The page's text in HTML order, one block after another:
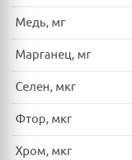
Медь, мг
Марганец, мг
Селен, мкг
Фтор, мкг
Хром, мкг